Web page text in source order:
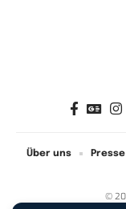
©
Über uns Presse